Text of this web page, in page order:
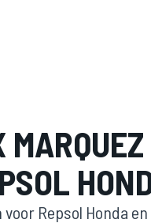
Repsol Honda